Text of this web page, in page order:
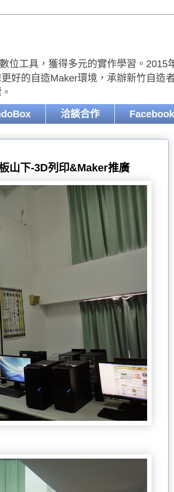
位工具，獲得多元的實作學習。2015
好的自造Maker環境，承辦新竹自造
洽談合作 Facebook
山下-3D列印&Maker推廣